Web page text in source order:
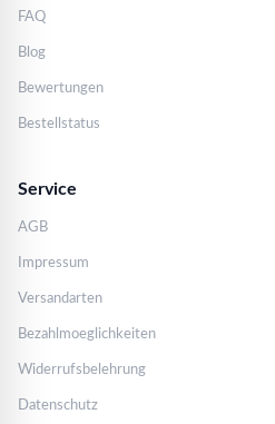
FAQ
Blog
Bewertungen
Bestellstatus
Service
AGB
Impressum
Versandarten
Bezahlmoeglichkeiten
Widerrufsbelehrung
Datenschutz